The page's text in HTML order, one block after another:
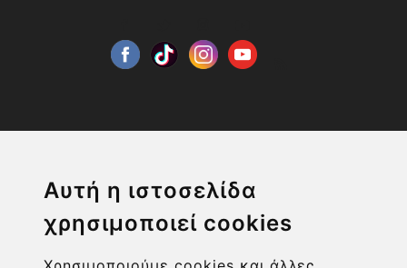
Αυτή η ιστοσελίδα
χρησιμοποιεί cookies
ΧΡΗΣΙΜΑ LINKS